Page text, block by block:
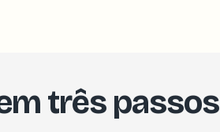
três passos